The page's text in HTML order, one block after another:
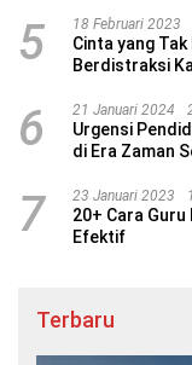
5 18 Februari 2023
Cinta yang
Berdistraksi
6 21 Januari 2024
Urgensi
di Era Zaman
7 23 Januari 2023
20+ Cara
Efektif
Terbaru